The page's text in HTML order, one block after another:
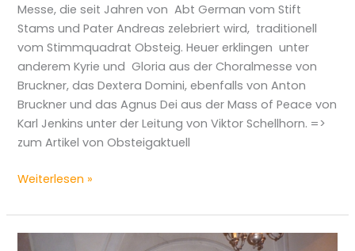
Messe, die seit Jahren von Abt German vom Stift
Stams und Pater Andreas zelebriert wird, traditionell
vom Stimmquadrat Obsteig. Heuer erklingen unter
anderem Kyrie und Gloria aus der Choralmesse von
Bruckner, das Dextera Domini, ebenfalls von Anton
Bruckner und das Agnus Dei aus der Mass of Peace von
Karl Jenkins unter der Leitung von Viktor Schellhorn. =>
zum Artikel von Obsteigaktuell
Weiterlesen »
Sterbegottesdienst